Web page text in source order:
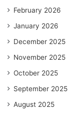
February 2026
January 2026
December 2025
November 2025
October 2025
September 2025
August 2025